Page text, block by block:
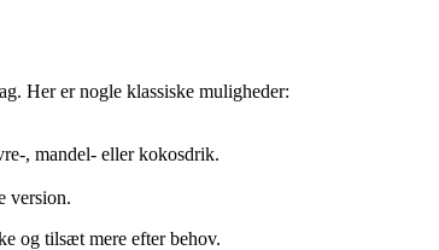
Her er nogle klassiske muligheder:
, mandel- eller kokosdrik.
version.
og tilsæt mere efter behov.